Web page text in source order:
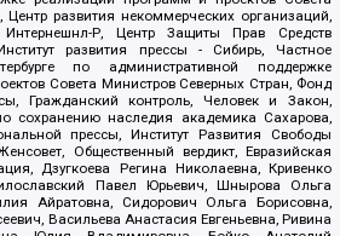
Центр развития некоммерческих организаций,
Интернешнл-Р, Центр Защиты Прав Средств
развития прессы - Сибирь, Частное
по административной поддержке
Совета Министров Северных Стран, Фонд
Гражданский контроль, Человек и Закон,
сохранению наследия академика Сахарова,
прессы, Институт Развития Свободы
Общественный вердикт, Евразийская
Дзугкоева Регина Николаевна, Кривенко
Павел Юрьевич, Шнырова Ольга
Айратовна, Сидорович Ольга Борисовна,
Васильева Анастасия Евгеньевна, Ривина